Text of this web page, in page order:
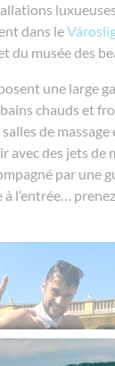
dans le
du musée des
une large
chauds et
de
avec des jets de
par une
l’entrée…